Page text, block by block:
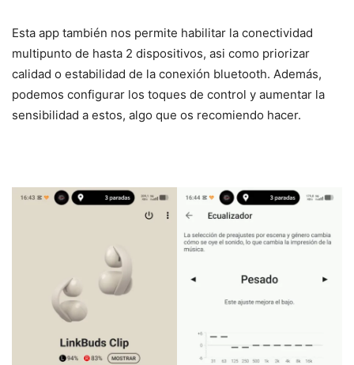
Esta app también nos permite habilitar la conectividad
multipunto de hasta 2 dispositivos, asi como priorizar
calidad o estabilidad de la conexión bluetooth. Además,
podemos configurar los toques de control y aumentar la
sensibilidad a estos, algo que os recomiendo hacer.